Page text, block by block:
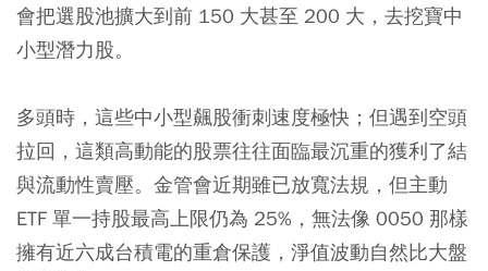
會把選股池擴大到前 150 大甚至 200 大，去挖寶中
小型潛力股。
多頭時，這些中小型飆股衝刺速度極快；但遇到空頭
拉回，這類高動能的股票往往面臨最沉重的獲利了結
與流動性賣壓。金管會近期雖已放寬法規，但主動
ETF 單一持股最高上限仍為 25%，無法像 0050 那樣
擁有近六成台積電的重倉保護，淨值波動自然比大盤